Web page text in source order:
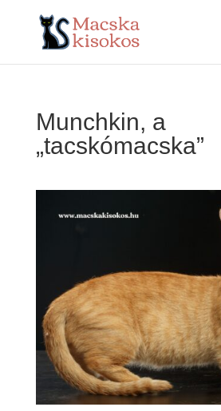
Munchkin, a
„tacskómacska”